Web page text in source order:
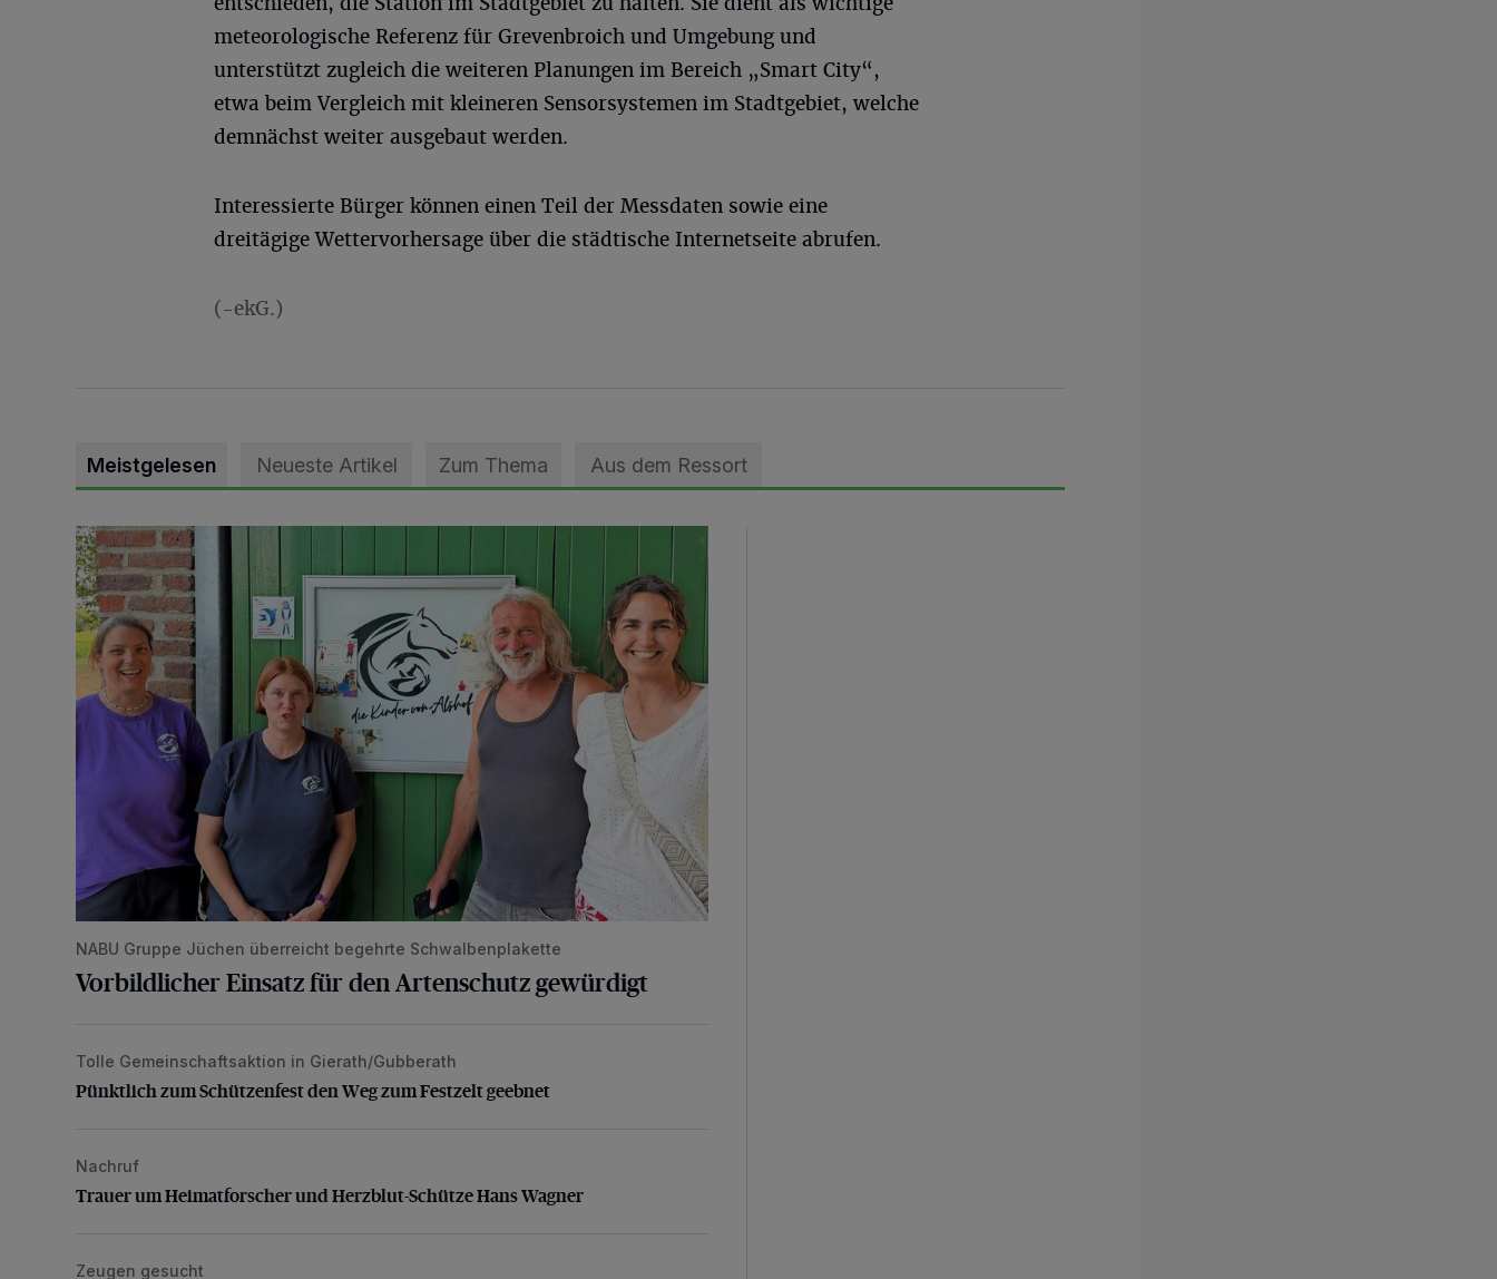
meteorologische Referenz für Grevenbroich und Umgebung und
unterstützt zugleich die weiteren Planungen im Bereich „Smart City“,
etwa beim Vergleich mit kleineren Sensorsystemen im Stadtgebiet, welche
demnächst weiter ausgebaut werden.
Interessierte Bürger können einen Teil der Messdaten sowie eine
dreitägige Wettervorhersage über die städtische Internetseite abrufen.
(-ekG.)
Meistgelesen Neueste Artikel Zum Thema Aus dem Ressort
Vorbildlicher Einsatz für den Artenschutz gewürdigt
NABU Gruppe Jüchen überreicht begehrte Schwalbenplakette
Vorbildlicher Einsatz für den Artenschutz gewürdigt
Pünktlich zum Schützenfest den Weg zum Festzelt geebnet
Tolle Gemeinschaftsaktion in Gierath/Gubberath
Pünktlich zum Schützenfest den Weg zum Festzelt geebnet
Trauer um Heimatforscher und Herzblut-Schütze Hans Wagner
Nachruf
Trauer um Heimatforscher und Herzblut-Schütze Hans Wagner
Senior wird bei Unfall schwer verletzt
Zeugen gesucht